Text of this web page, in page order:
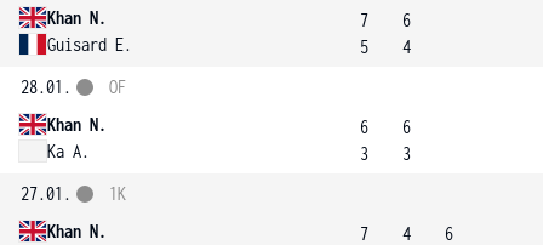
Khan N.
Guisard E.
7
5
6
4
28.01.
Khan N.
Ka A.
OF
6
3
6
3
27.01.
Khan N.
1K
7
4
6